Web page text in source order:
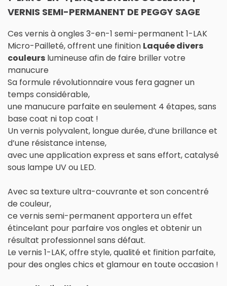
VERNIS SEMI-PERMANENT DE PEGGY SAGE
Ces vernis à ongles 3-en-1 semi-permanent 1-LAK
Micro-Pailleté, offrent une finition Laquée divers
couleurs lumineuse afin de faire briller votre
manucure
Sa formule révolutionnaire vous fera gagner un
temps considérable,
une manucure parfaite en seulement 4 étapes, sans
base coat ni top coat !
Un vernis polyvalent, longue durée, d’une brillance et
d’une résistance intense,
avec une application express et sans effort, catalysé
sous lampe UV ou LED.
Avec sa texture ultra-couvrante et son concentré
de couleur,
ce vernis semi-permanent apportera un effet
étincelant pour parfaire vos ongles et obtenir un
résultat professionnel sans défaut.
Le vernis 1-LAK, offre style, qualité et finition parfaite,
pour des ongles chics et glamour en toute occasion !